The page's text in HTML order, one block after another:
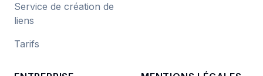
Service de création de
liens
Tarifs